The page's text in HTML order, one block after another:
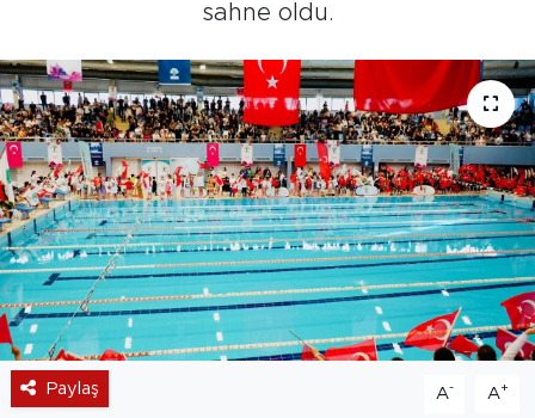
sahne oldu.
Paylaş A- A+